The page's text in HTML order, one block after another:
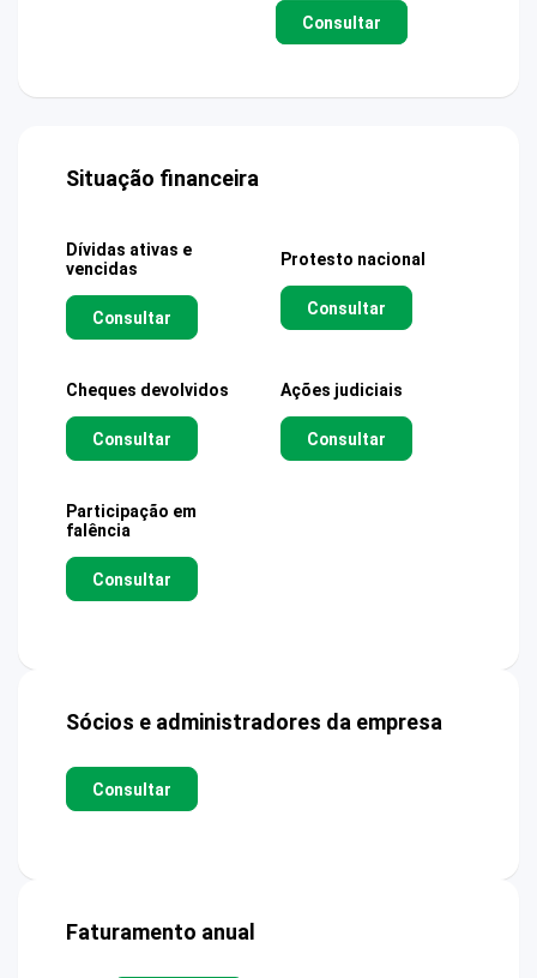
Consultar
Situação financeira
Dívidas ativas e
vencidas
Consultar
Protesto nacional
Consultar
Cheques devolvidos
Consultar
Ações judiciais
Consultar
Participação em
falência
Consultar
Sócios e administradores da empresa
Consultar
Faturamento anual